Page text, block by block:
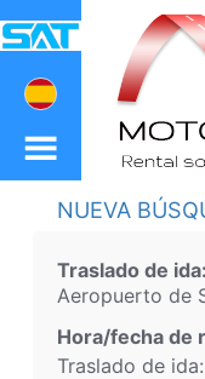
NUEVA
Traslado de ida:
Aeropuerto de
Hora/fecha de
Traslado de ida: